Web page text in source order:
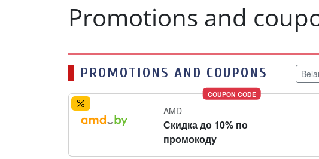
Promotions and
PROMOTIONS AND COUPONS
COUPON CODE
AMD
Скидка до 10% по
промокоду